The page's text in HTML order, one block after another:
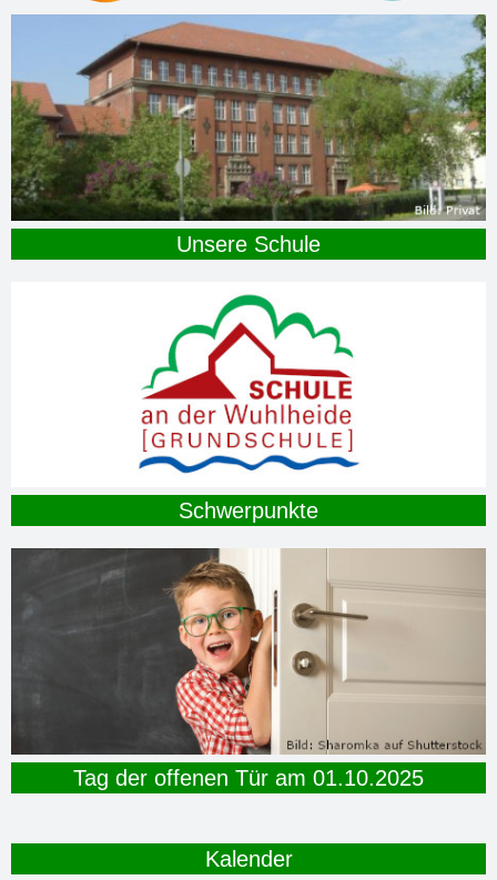
Unsere Schule
Schwerpunkte
Tag der offenen Tür am 01.10.2025
Kalender